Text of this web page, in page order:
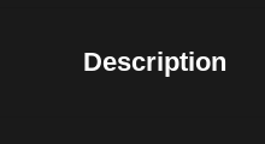
Description